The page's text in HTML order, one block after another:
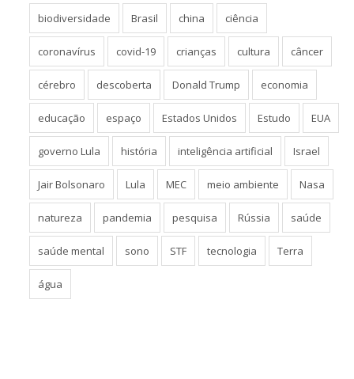
biodiversidade Brasil china ciência
coronavírus covid-19 crianças cultura câncer
cérebro descoberta Donald Trump economia
educação espaço Estados Unidos Estudo EUA
governo Lula história inteligência artificial Israel
Jair Bolsonaro Lula MEC meio ambiente Nasa
natureza pandemia pesquisa Rússia saúde
saúde mental sono STF tecnologia Terra
água